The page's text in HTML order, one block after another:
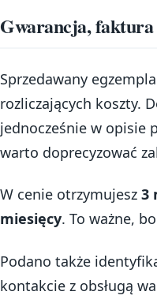
Gwarancja,
Sprzedawany
rozliczających koszty.
jednocześnie w opisie
warto doprecyzować
W cenie otrzymujesz 3
miesięcy. To ważne,
Podano także
kontakcie z obsługą